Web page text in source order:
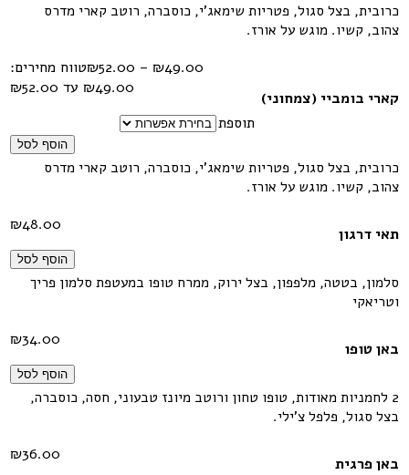
כרובית, בצל סגול, פטריות שימאג'י, כוסברה, רוטב קארי מדרס
צהוב, קשיו. מוגש על אורז.
קארי בומביי (צמחוני)
₪49.00
–
₪52.00
טווח מחירים:
תוספת
הוסף לסל
כרובית, בצל סגול, פטריות שימאג'י, כוסברה, רוטב קארי מדרס
צהוב, קשיו. מוגש על אורז.
תאי דרגון ₪48.00
הוסף לסל
סלמון, בטטה, מלפפון, בצל ירוק, ממרח טופו במעטפת סלמון פריך
וטריאקי
באן טופו ₪34.00
הוסף לסל
2 לחמניות מאודות, טופו טחון ורוטב מיונז טבעוני, חסה, כוסברה,
בצל סגול, פלפל צ'ילי.
באן פרגית ₪36.00